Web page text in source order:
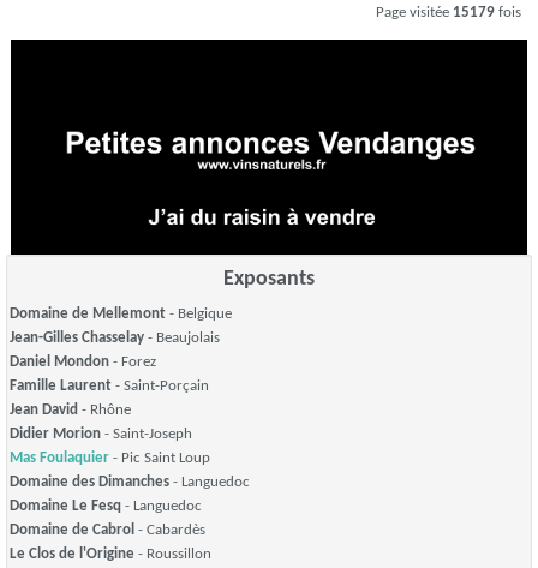
Page visitée 15179 fois
Exposants
Domaine de Mellemont - Belgique
Jean-Gilles Chasselay - Beaujolais
Daniel Mondon - Forez
Famille Laurent - Saint-Porçain
Jean David - Rhône
Didier Morion - Saint-Joseph
Mas Foulaquier - Pic Saint Loup
Domaine des Dimanches - Languedoc
Domaine Le Fesq - Languedoc
Domaine de Cabrol - Cabardès
Le Clos de l'Origine - Roussillon